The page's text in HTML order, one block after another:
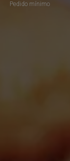
Pedido mínimo